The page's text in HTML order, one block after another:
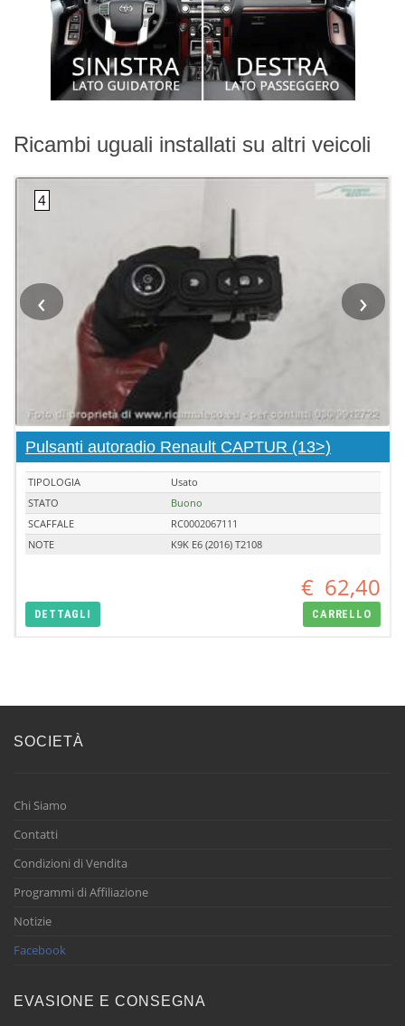
Ricambi uguali installati su altri veicoli
‹ ›
Pulsanti autoradio Renault CAPTUR (13>)
TIPOLOGIA
Usato
STATO
Buono
SCAFFALE
RC0002067111
NOTE
K9K E6 (2016) T2108
€ 62,40
DETTAGLI CARRELLO
SOCIETÀ
Chi Siamo
Contatti
Condizioni di Vendita
Programmi di Affiliazione
Notizie
Facebook
EVASIONE E CONSEGNA